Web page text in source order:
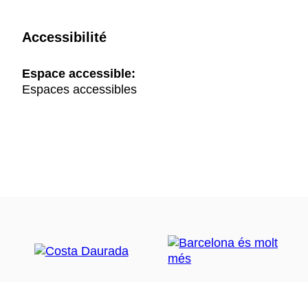
Accessibilité
Espace accessible:
Espaces accessibles